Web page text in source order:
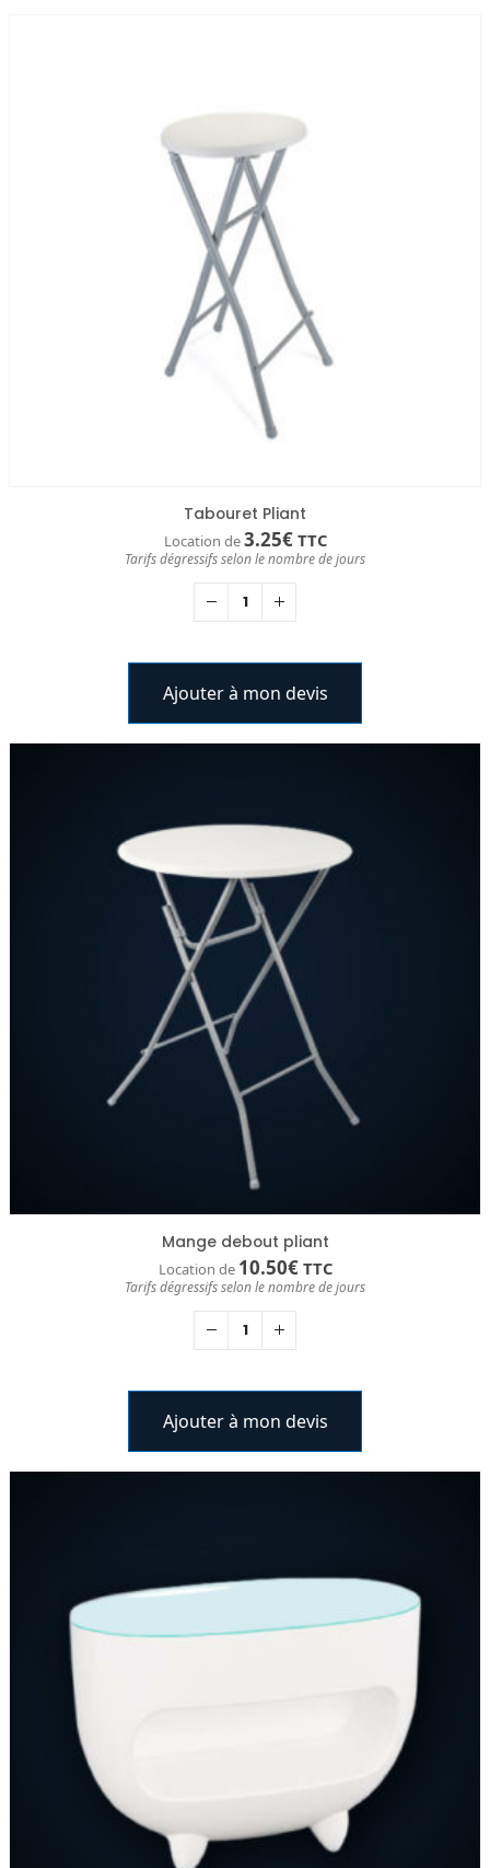
Tabouret Pliant
Location de3.25€ TTC
Tarifs dégressifs selon le nombre de jours
Ajouter à mon devis
Mange debout pliant
Location de 10.50€ TTC
Tarifs dégressifs selon le nombre de jours
Ajouter à mon devis